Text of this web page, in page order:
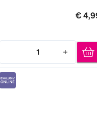
€
1
Quantity: 1